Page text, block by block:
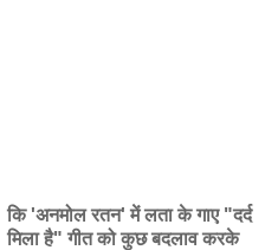
कि 'अनमोल रतन' में लता के गाए "दर्द
मिला है" गीत को कुछ बदलाव करके